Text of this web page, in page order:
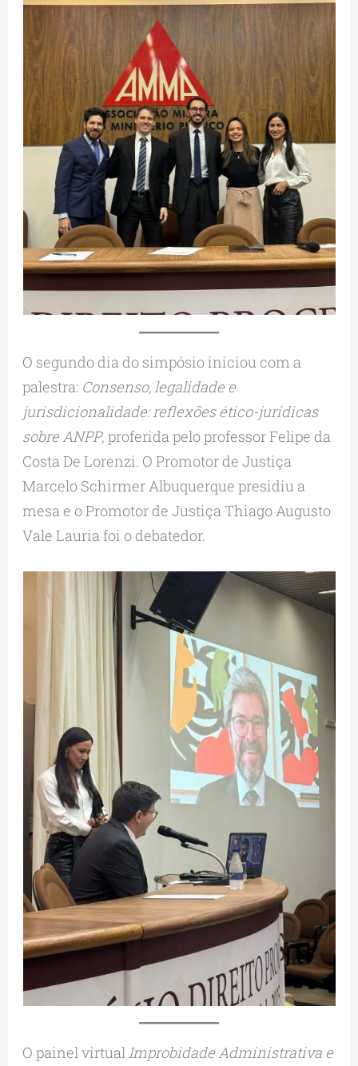
O segundo dia do simpósio iniciou com a
palestra: Consenso, legalidade e
jurisdicionalidade: reflexões ético-jurídicas
sobre ANPP, proferida pelo professor Felipe da
Costa De Lorenzi. O Promotor de Justiça
Marcelo Schirmer Albuquerque presidiu a
mesa e o Promotor de Justiça Thiago Augusto
Vale Lauria foi o debatedor.
O painel virtual Improbidade Administrativa e